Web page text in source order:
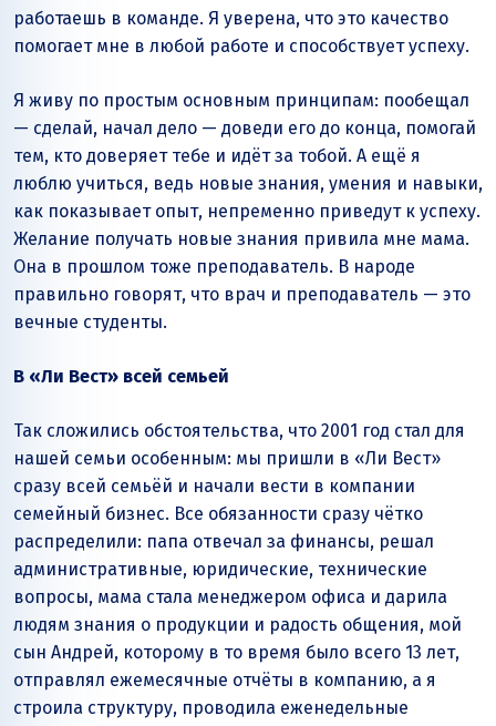
работаешь в команде. Я уверена, что это качество
помогает мне в любой работе и способствует успеху.
Я живу по простым основным принципам: пообещал
— сделай, начал дело — доведи его до конца, помогай
тем, кто доверяет тебе и идёт за тобой. А ещё я
люблю учиться, ведь новые знания, умения и навыки,
как показывает опыт, непременно приведут к успеху.
Желание получать новые знания привила мне мама.
Она в прошлом тоже преподаватель. В народе
правильно говорят, что врач и преподаватель — это
вечные студенты.
В «Ли Вест» всей семьей
Так сложились обстоятельства, что 2001 год стал для
нашей семьи особенным: мы пришли в «Ли Вест»
сразу всей семьёй и начали вести в компании
семейный бизнес. Все обязанности сразу чётко
распределили: папа отвечал за финансы, решал
административные, юридические, технические
вопросы, мама стала менеджером офиса и дарила
людям знания о продукции и радость общения, мой
сын Андрей, которому в то время было всего 13 лет,
отправлял ежемесячные отчёты в компанию, а я
строила структуру, проводила еженедельные